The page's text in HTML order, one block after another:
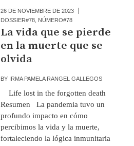
26 DE NOVIEMBRE DE 2023
DOSSIER#78 NÚMERO#78
La vida que se pierde
en la muerte que se
olvida
BY IRMA PAMELA RANGEL GALLEGOS
Life lost in the forgotten death
Resumen La pandemia tuvo un
profundo impacto en cómo
percibimos la vida y la muerte,
fortaleciendo la lógica inmunitaria